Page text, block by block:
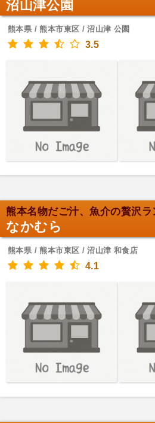
沼山津公園
熊本県 / 熊本市東区 / 沼山津 公園
3.5
熊本名物だご汁、魚介の贅沢ラ
なかむら
熊本県 / 熊本市東区 / 沼山津 和食店
4.1